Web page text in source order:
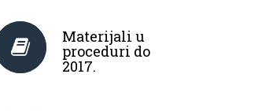
Materijali u
proceduri do
2017.